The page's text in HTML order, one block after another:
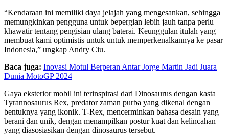
“Kendaraan ini memiliki daya jelajah yang mengesankan, sehingga
memungkinkan pengguna untuk bepergian lebih jauh tanpa perlu
khawatir tentang pengisian ulang baterai. Keunggulan itulah yang
membuat kami optimistis untuk untuk memperkenalkannya ke pasar
Indonesia,” ungkap Andry Ciu.
Baca juga: Inovasi Motul Berperan Antar Jorge Martin Jadi Juara
Dunia MotoGP 2024
Gaya eksterior mobil ini terinspirasi dari Dinosaurus dengan kasta
Tyrannosaurus Rex, predator zaman purba yang dikenal dengan
bentuknya yang ikonik. T-Rex, mencerminkan bahasa desain yang
berani dan unik, dengan menampilkan postur kuat dan kelincahan
yang diasosiasikan dengan dinosaurus tersebut.